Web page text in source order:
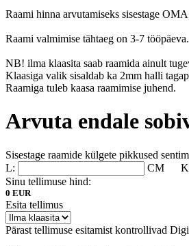
Raami hinna arvutamiseks sisestage
Raami valmimise tähtaeg on 3-7 tööpäeva.
NB! ilma klaasita saab raamida ainult
Klaasiga valik sisaldab ka 2mm halli
Raamiga tuleb kaasa raamimise juhend.
Arvuta endale
Sisestage raamide külgete pikkused
L:
CM
Sinu tellimuse hind:
0 EUR
Esita tellimus
Pärast tellimuse esitamist kontrollivad